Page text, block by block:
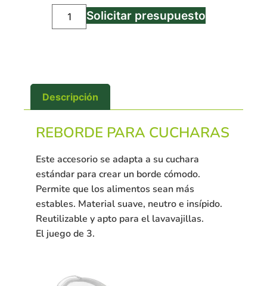
Solicitar presupuesto
Descripción
REBORDE PARA CUCHARAS
Este accesorio se adapta a su cuchara
estándar para crear un borde cómodo.
Permite que los alimentos sean más
estables. Material suave, neutro e insípido.
Reutilizable y apto para el lavavajillas.
El juego de 3.